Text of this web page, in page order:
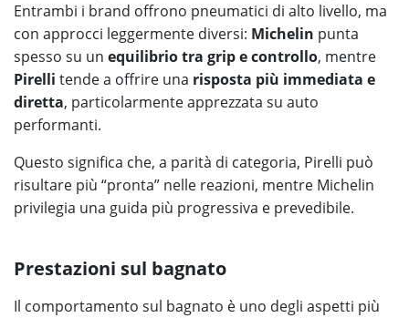
Entrambi i brand offrono pneumatici di alto livello, ma
con approcci leggermente diversi: Michelin punta
spesso su un equilibrio tra grip e controllo, mentre
Pirelli tende a offrire una risposta più immediata e
diretta, particolarmente apprezzata su auto
performanti.
Questo significa che, a parità di categoria, Pirelli può
risultare più “pronta” nelle reazioni, mentre Michelin
privilegia una guida più progressiva e prevedibile.
Prestazioni sul bagnato
Il comportamento sul bagnato è uno degli aspetti più